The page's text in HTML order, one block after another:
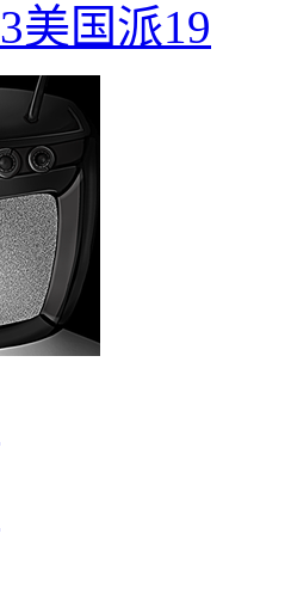
美国派19